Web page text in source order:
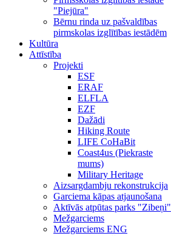
"Piejūra"
Bērnu rinda uz pašvaldības
pirmskolas izglītības iestādēm
Kultūra
Attīstība
Projekti
ESF
ERAF
ELFLA
EZF
Dažādi
Hiking Route
LIFE CoHaBit
Coast4us (Piekraste
mums)
Military Heritage
Aizsargdambju rekonstrukcija
Garciema kāpas atjaunošana
Aktīvās atpūtas parks "Zibeņi"
Mežgarciems
Mežgarciems ENG